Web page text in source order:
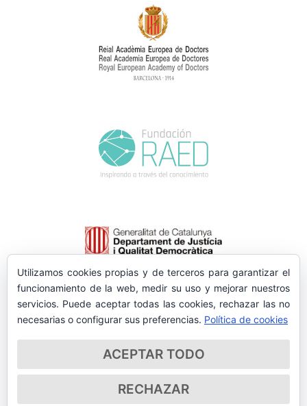
Utilizamos cookies propias y de terceros para garantizar el
funcionamiento de la web, medir su uso y mejorar nuestros
servicios. Puede aceptar todas las cookies, rechazar las no
necesarias o configurar sus preferencias. Política de cookies
ACEPTAR TODO
RECHAZAR